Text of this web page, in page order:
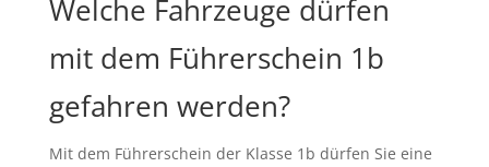
Welche Fahrzeuge dürfen
mit dem Führerschein 1b
gefahren werden?
Mit dem Führerschein der Klasse 1b dürfen Sie eine